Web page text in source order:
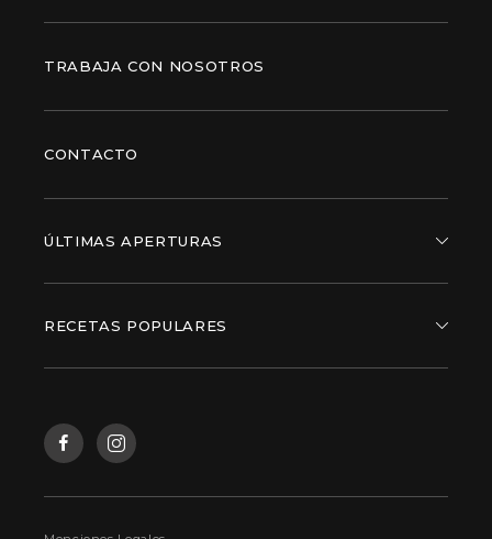
TRABAJA CON NOSOTROS
CONTACTO
ÚLTIMAS APERTURAS
RECETAS POPULARES